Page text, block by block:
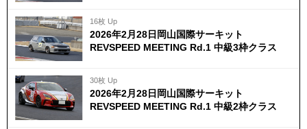
16枚 Up
2026年2月28日岡山国際サーキット
REVSPEED MEETING Rd.1 中級3枠クラス
30枚 Up
2026年2月28日岡山国際サーキット
REVSPEED MEETING Rd.1 中級2枠クラス